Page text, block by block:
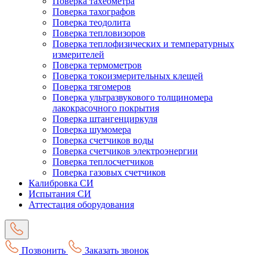
Поверка тахографов
Поверка теодолита
Поверка тепловизоров
Поверка теплофизических и температурных
измерителей
Поверка термометров
Поверка токоизмерительных клещей
Поверка тягомеров
Поверка ультразвукового толщиномера
лакокрасочного покрытия
Поверка штангенциркуля
Поверка шумомера
Поверка счетчиков воды
Поверка счетчиков электроэнергии
Поверка теплосчетчиков
Поверка газовых счетчиков
Калибровка СИ
Испытания СИ
Аттестация оборудования
Позвонить
Заказать звонок